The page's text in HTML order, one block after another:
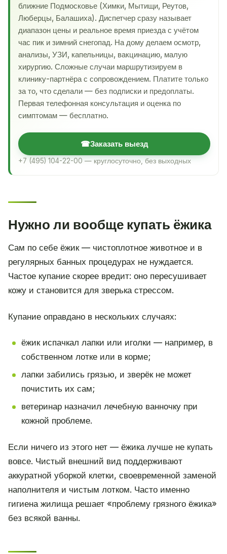
ближние Подмосковье (Химки, Мытищи, Реутов,
Люберцы, Балашиха). Диспетчер сразу называет
диапазон цены и реальное время приезда с учётом
час пик и зимний снегопад. На дому делаем осмотр,
анализы, УЗИ, капельницы, вакцинацию, малую
хирургию. Сложные случаи маршрутизируем в
клинику-партнёра с сопровождением. Платите только
за то, что сделали — без подписки и предоплаты.
Первая телефонная консультация и оценка по
симптомам — бесплатно.
☎Заказать выезд
+7 (495) 104-22-00 — круглосуточно, без выходных
Нужно ли вообще купать ёжика
Сам по себе ёжик — чистоплотное животное и в
регулярных банных процедурах не нуждается.
Частое купание скорее вредит: оно пересушивает
кожу и становится для зверька стрессом.
Купание оправдано в нескольких случаях:
ёжик испачкал лапки или иголки — например, в
собственном лотке или в корме;
лапки забились грязью, и зверёк не может
почистить их сам;
ветеринар назначил лечебную ванночку при
кожной проблеме.
Если ничего из этого нет — ёжика лучше не купать
вовсе. Чистый внешний вид поддерживают
аккуратной уборкой клетки, своевременной заменой
наполнителя и чистым лотком. Часто именно
гигиена жилища решает «проблему грязного ёжика»
без всякой ванны.